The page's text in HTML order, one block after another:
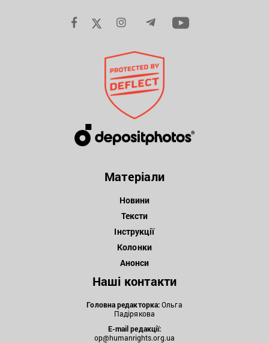
Матеріали
Новини
Тексти
Інструкції
Колонки
Анонси
Наші контакти
Головна редакторка:Ольга
Падірякова
E-mail редакції:
op@humanrights.org.ua